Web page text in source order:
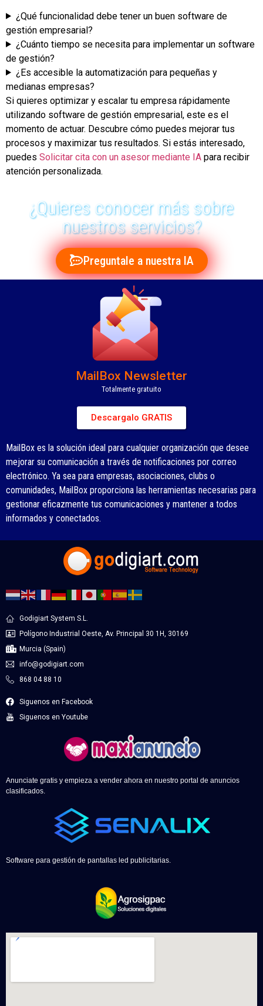
¿Qué funcionalidad debe tener un buen software de
gestión empresarial?
¿Cuánto tiempo se necesita para implementar un software
de gestión?
¿Es accesible la automatización para pequeñas y
medianas empresas?
Si quieres optimizar y escalar tu empresa rápidamente
utilizando software de gestión empresarial, este es el
momento de actuar. Descubre cómo puedes mejorar tus
procesos y maximizar tus resultados. Si estás interesado,
puedes Solicitar cita con un asesor mediante IA para recibir
atención personalizada.
¿Quieres conocer más sobre
nuestros servicios?
Preguntale a nuestra IA
MailBox Newsletter
Totalmente gratuito
Descargalo GRATIS
MailBox es la solución ideal para cualquier organización que desee
mejorar su comunicación a través de notificaciones por correo
electrónico. Ya sea para empresas, asociaciones, clubs o
comunidades, MailBox proporciona las herramientas necesarias para
gestionar eficazmente tus comunicaciones y mantener a todos
informados y conectados.
Godigiart System S.L.
Polígono Industrial Oeste, Av. Principal 30 1H, 30169
Murcia (Spain)
info@godigiart.com
868 04 88 10
Siguenos en Facebook
Siguenos en Youtube
Anunciate gratis y empieza a vender ahora en nuestro portal de anuncios
clasificados.
Software para gestión de pantallas led publicitarias.